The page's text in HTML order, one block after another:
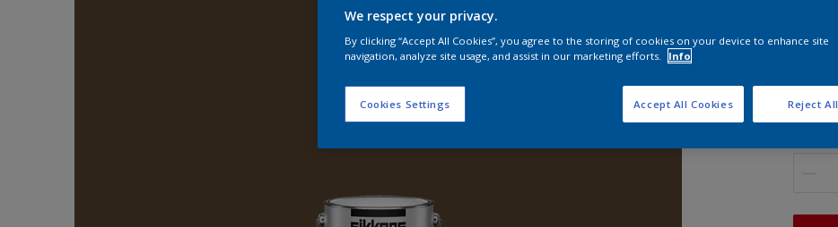
We respect your privacy.
By clicking “Accept All Cookies”, you agree to the storing of cookies on your device to enhance site
navigation, analyze site usage, and assist in our marketing efforts.
Info
Cookies Settings Reject All
Accept All Cookies